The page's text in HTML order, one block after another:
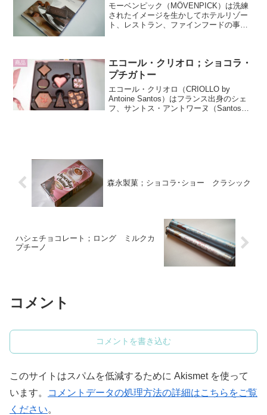
モーベンピック（MÖVENPICK）は洗練
されたイメージを生かしてホテルリゾー
ト、レストラン、ファインフードの事業
ーで製造され、...
商品
エコール・クリオロ；ショコラ・
プチガトー
エコール・クリオロ（CRIOLLO by
Antoine Santos）はフランス出身のシェ
フ、サントス・アントワーヌ（Santos
森永製菓；ショコラ･ショー クラシック
ハシェチョコレート；ロング ミルクカ
プチーノ
コメント
コメントを書き込む
このサイトはスパムを低減するために Akismet を使って
います。
コメントデータの処理方法の詳細はこちらをご覧
ください。